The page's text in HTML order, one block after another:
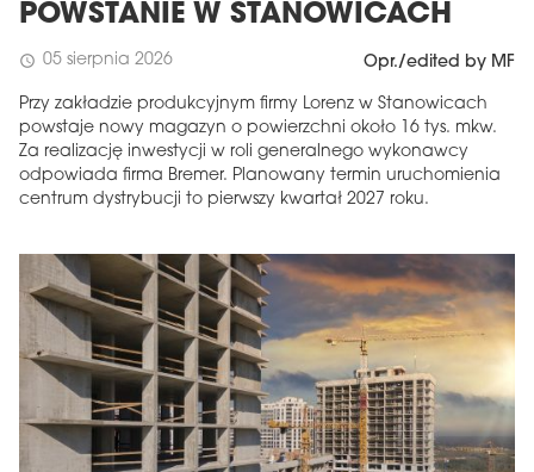
POWSTANIE W STANOWICACH
schedule 05 sierpnia 2026 Opr./edited by MF
Przy zakładzie produkcyjnym firmy Lorenz w Stanowicach
powstaje nowy magazyn o powierzchni około 16 tys. mkw.
Za realizację inwestycji w roli generalnego wykonawcy
odpowiada firma Bremer. Planowany termin uruchomienia
centrum dystrybucji to pierwszy kwartał 2027 roku.